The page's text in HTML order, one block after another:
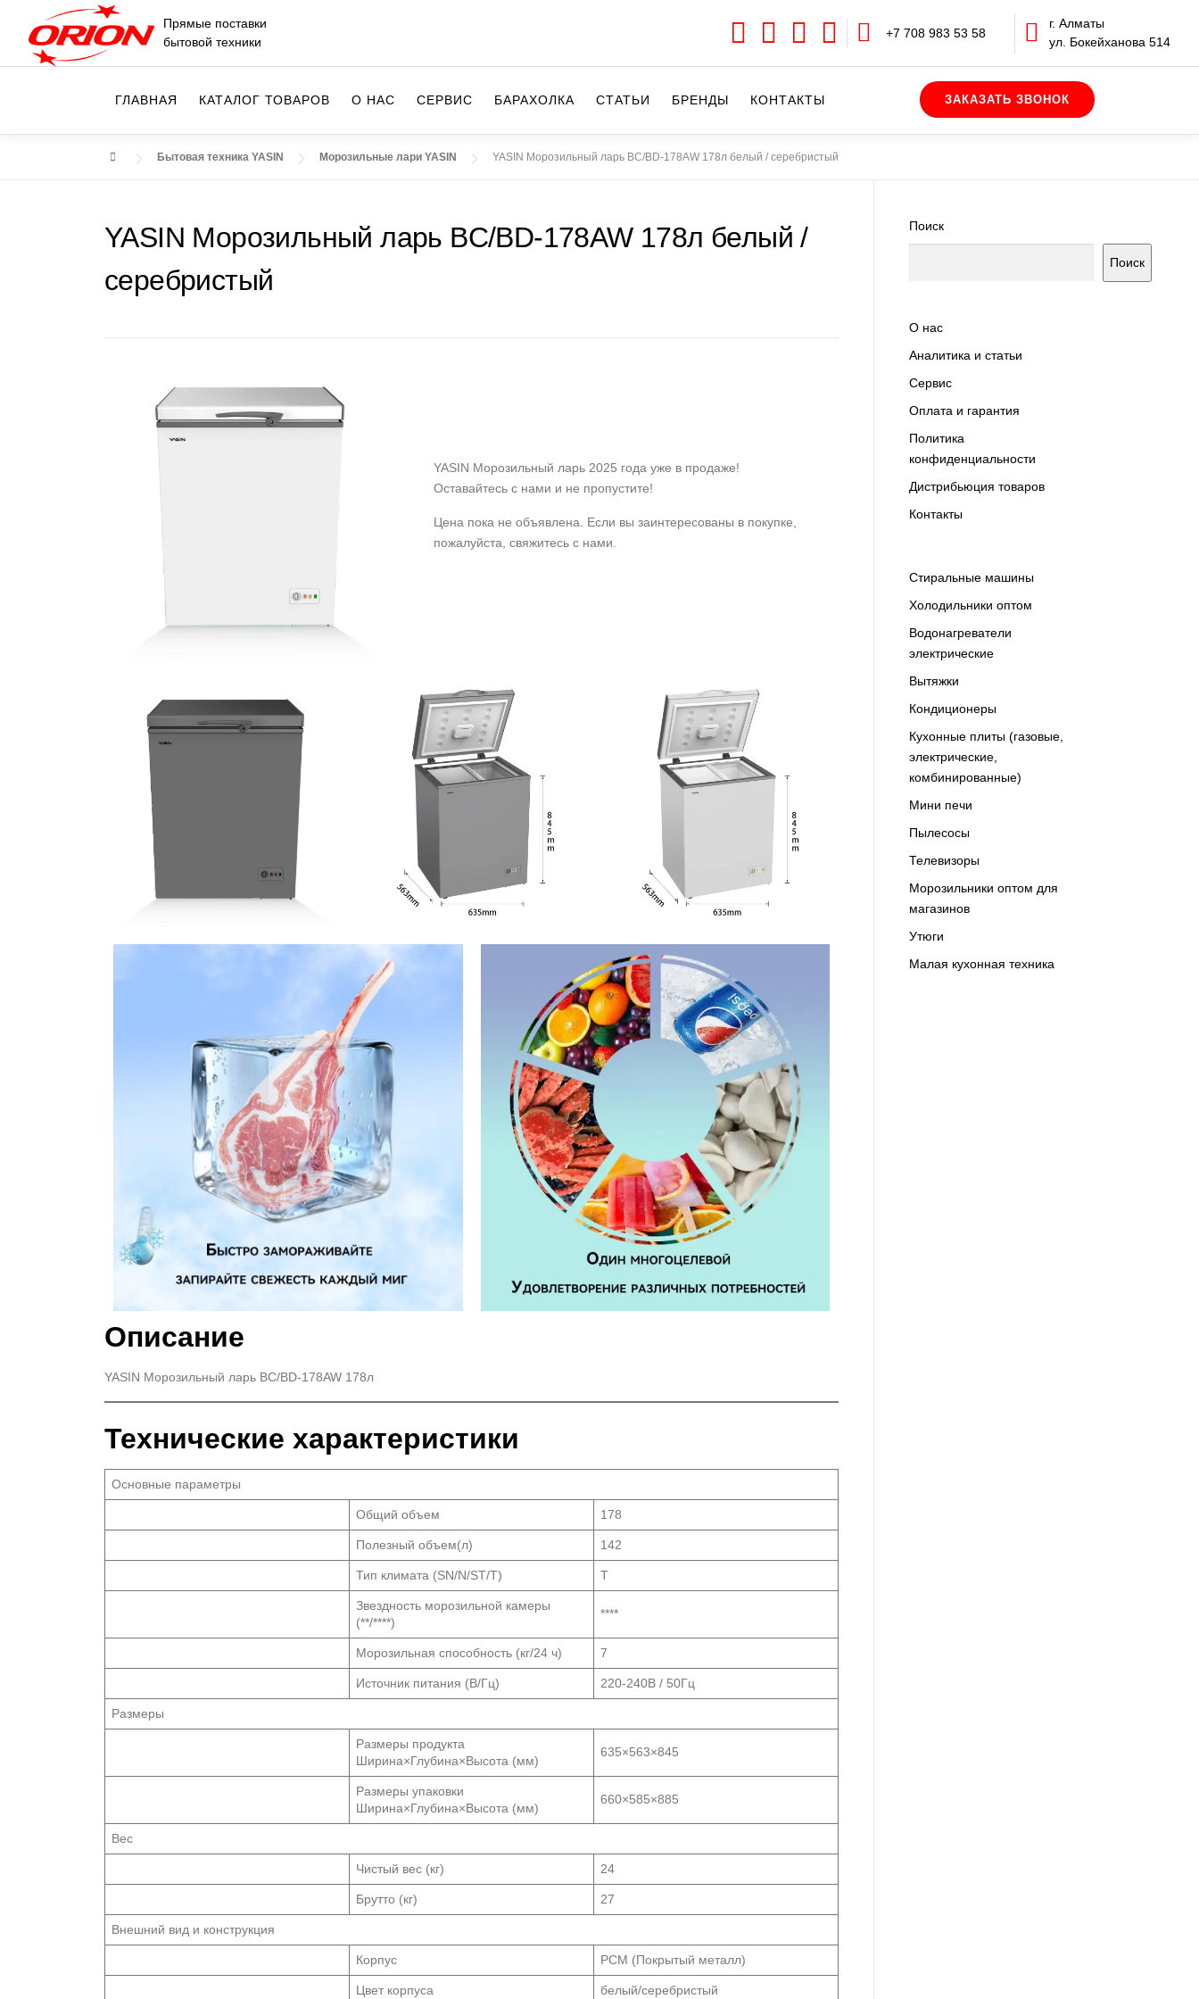
содержимому
Прямые поставки
бытовой техники
+7 708 983 53 58
г. Алматы
ул. Бокейханова 514
ГЛАВНАЯ КАТАЛОГ ТОВАРОВ О НАС СЕРВИС БАРАХОЛКА CТАТЬИ БРЕНДЫ КОНТАКТЫ
Бытовая техника YASIN Морозильные лари YASIN YASIN Морозильный ларь BC/BD-178AW 178л белый / серебристый
YASIN Морозильный ларь BC/BD-178AW 178л белый /
серебристый
YASIN Морозильный ларь 2025 года уже в продаже!
Оставайтесь с нами и не пропустите!
Цена пока не объявлена. Если вы заинтересованы в покупке,
пожалуйста, свяжитесь с нами.
Описание
YASIN Морозильный ларь BC/BD-178AW 178л
Технические характеристики
Основные параметры
Общий объем 178
Полезный объем(л) 142
Тип климата (SN/N/ST/T) T
Звездность морозильной камеры
(**/****)
****
Морозильная способность (кг/24 ч) 7
Источник питания (В/Гц) 220-240В / 50Гц
Размеры
Размеры продукта
Ширина×Глубина×Высота (мм)
635×563×845
Размеры упаковки
Ширина×Глубина×Высота (мм)
660×585×885
Вес
Чистый вес (кг) 24
Брутто (кг) 27
Внешний вид и конструкция
Корпус PCM (Покрытый металл)
Цвет корпуса белый/серебристый
Поиск
Поиск
О нас
Аналитика и статьи
Сервис
Оплата и гарантия
Политика
конфиденциальности
Дистрибьюция товаров
Контакты
Cтиральные машины
Холодильники оптом
Водонагреватели
электрические
Вытяжки
Кондиционеры
Кухонные плиты (газовые,
электрические,
комбинированные)
Мини печи
Пылесосы
Телевизоры
Морозильники оптом для
магазинов
Утюги
Малая кухонная техника